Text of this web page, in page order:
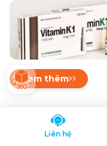
Xem thêm
Liên hệ